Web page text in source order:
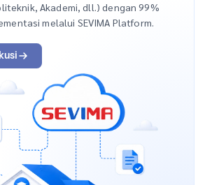
Akademi, dll.) dengan 99%
melalui SEVIMA Platform.